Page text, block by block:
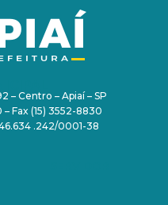
– Centro – Apiaí – SP
Fax (15) 3552-8830
.242/0001-38